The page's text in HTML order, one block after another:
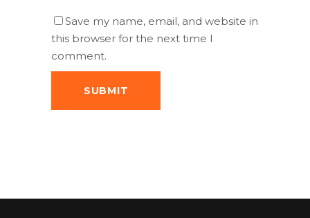
Save my name, email, and website in
this browser for the next time I
comment.